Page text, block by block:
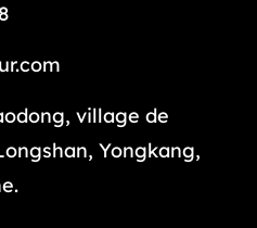
village de
Yongkang,